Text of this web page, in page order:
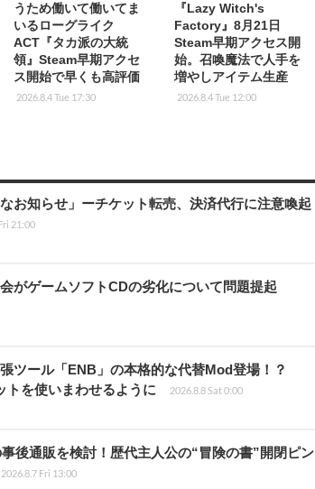
うため働いて働いてま
いるローグライク
ACT『タカ派の大統
領』Steam早期アクセ
ス開始で早くも高評価
2026.8.4 Tue 17:30
『Lazy Witch's
Factory』8月21日
Steam早期アクセス開
始。召喚魔法で人手を
増やしアイテム生産
2026.8.4 Tue 12:00
お知らせ」ーチケット転売、決済代行に注意喚起
21:00
がゲームソフトCDの劣化について問題提起
ツール「ENB」の本格的な代替Mod登場！？
トを使いまわせるように
2026.8.8 Sat 0:00
後通販を検討！歴代主人公の“冒険の書”開閉ピン
2026.8.7 Fri 13:00